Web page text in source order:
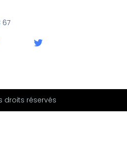
67
droits réservés